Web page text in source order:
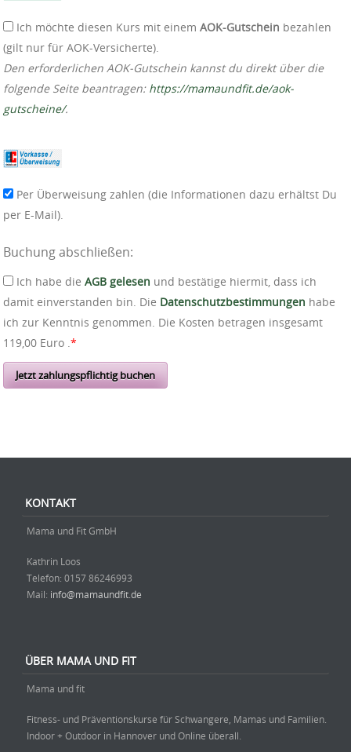
Ich möchte diesen Kurs mit einem AOK-Gutschein bezahlen
(gilt nur für AOK-Versicherte).
Den erforderlichen AOK-Gutschein kannst du direkt über die
folgende Seite beantragen: https://mamaundfit.de/aok-
gutscheine/.
Per Überweisung zahlen (die Informationen dazu erhältst Du
per E-Mail).
Buchung abschließen:
Ich habe die AGB gelesen und bestätige hiermit, dass ich
damit einverstanden bin. Die Datenschutzbestimmungen habe
ich zur Kenntnis genommen. Die Kosten betragen insgesamt
119,00 Euro .*
KONTAKT
Mama und Fit GmbH
Kathrin Loos
Telefon: ‭0157 86246993‬
Mail: info@mamaundfit.de
ÜBER MAMA UND FIT
Mama und fit
Fitness- und Präventionskurse für Schwangere, Mamas und Familien.
Indoor + Outdoor in Hannover und Online überall.